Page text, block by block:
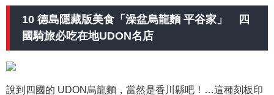
10 德島隱藏版美食「澡盆烏龍麵 平谷家」 四
國騎旅必吃在地UDON名店
說到四國的 UDON烏龍麵，當然是香川縣吧！…這種刻板印